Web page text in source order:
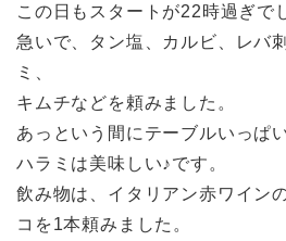
この日もスタートが22時過ぎで
急いで、タン塩、カルビ、レバ
ミ、
キムチなどを頼みました。
あっという間にテーブルいっぱい
ハラミは美味しい♪です。
飲み物は、イタリアン赤ワイン
コを1本頼みました。